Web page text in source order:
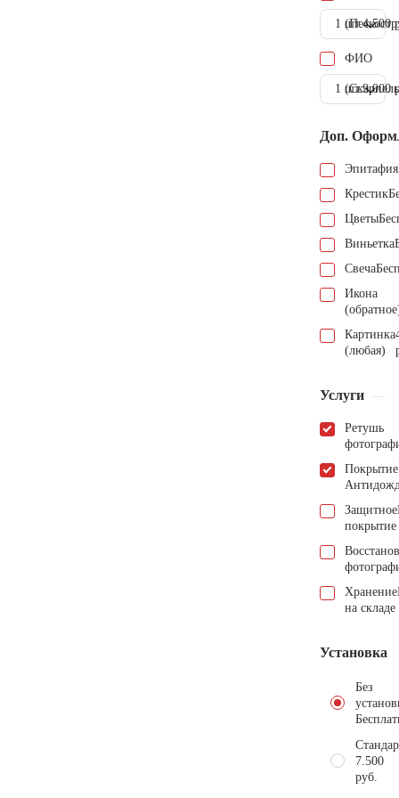
1 шт.4.500
ФИО
1 шт.9.000
Доп.
Эпитафия
Крестик
Цветы
Виньетка
Свеча
Икона
Картинка
(любая)
Услуги
Ретушь
Покрытие
Защитное
покрытие
Хранение
на складе
Установка
Без
7.500
руб.